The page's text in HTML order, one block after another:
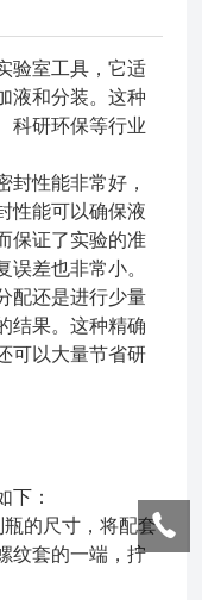
室工具，它适
液和分装。这种
科研环保等行业
封性能非常好，
性能可以确保液
保证了实验的准
误差也非常小。
配还是进行少量
结果。这种精确
可以大量节省研
：
的尺寸，将配套
纹套的一端，拧